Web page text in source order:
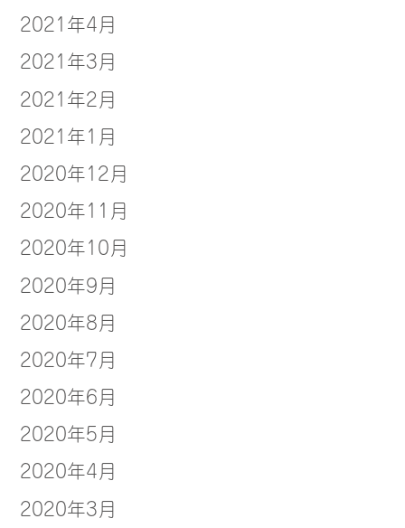
2021年4月
2021年3月
2021年2月
2021年1月
2020年12月
2020年11月
2020年10月
2020年9月
2020年8月
2020年7月
2020年6月
2020年5月
2020年4月
2020年3月